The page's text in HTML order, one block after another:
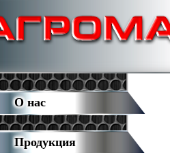
О нас
Продукция